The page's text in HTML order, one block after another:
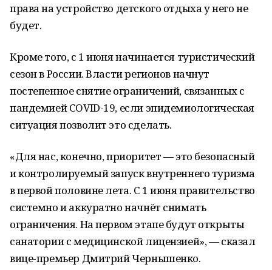
права на устройство детского отдыха у него не
будет.
Кроме того, с 1 июня начинается туристический
сезон в России. Власти регионов начнут
постепенное снятие ограничений, связанных с
пандемией COVID-19, если эпидемиологическая
ситуация позволит это сделать.
«Для нас, конечно, приоритет — это безопасный
и контролируемый запуск внутреннего туризма
в первой половине лета. С 1 июня правительство
системно и аккуратно начнёт снимать
ограничения. На первом этапе будут открыты
санатории с медицинской лицензией», — сказал
вице-премьер Дмитрий Чернышенко.